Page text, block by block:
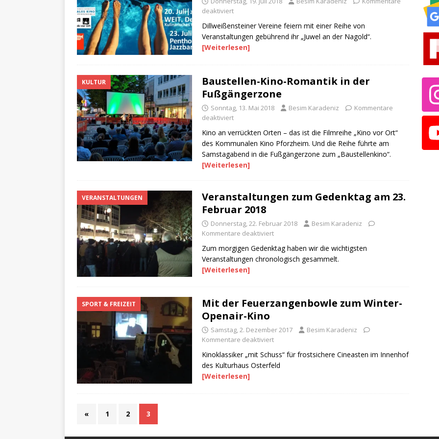
deaktiviert
Dillweißensteiner Vereine feiern mit einer Reihe von
Veranstaltungen gebührend ihr „Juwel an der Nagold“.
[Weiterlesen]
KULTUR
Baustellen-Kino-Romantik in der
Fußgängerzone
Sonntag, 13. Mai 2018 Besim Karadeniz
Kommentare
deaktiviert
Kino an verrückten Orten – das ist die Filmreihe „Kino vor Ort“
des Kommunalen Kino Pforzheim. Und die Reihe führte am
Samstagabend in die Fußgängerzone zum „Baustellenkino“.
[Weiterlesen]
VERANSTALTUNGEN
Veranstaltungen zum Gedenktag am 23.
Februar 2018
Donnerstag, 22. Februar 2018
Besim Karadeniz
Kommentare deaktiviert
Zum morgigen Gedenktag haben wir die wichtigsten
Veranstaltungen chronologisch gesammelt.
[Weiterlesen]
SPORT & FREIZEIT
Mit der Feuerzangenbowle zum Winter-
Openair-Kino
Samstag, 2. Dezember 2017
Besim Karadeniz
Kommentare deaktiviert
Kinoklassiker „mit Schuss“ für frostsichere Cineasten im Innenhof
des Kulturhaus Osterfeld
[Weiterlesen]
« 1 2 3